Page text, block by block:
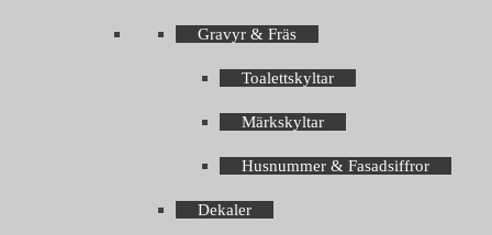
Gravyr & Fräs
Toalettskyltar
Märkskyltar
Husnummer & Fasadsiffror
Dekaler